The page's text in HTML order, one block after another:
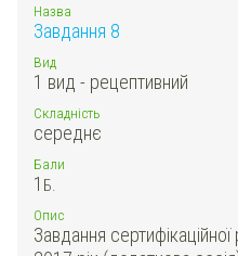
Назва
Завдання 8
Вид
1 вид - рецептивний
Складність
середнє
Бали
1 Б.
Опис
Завдання